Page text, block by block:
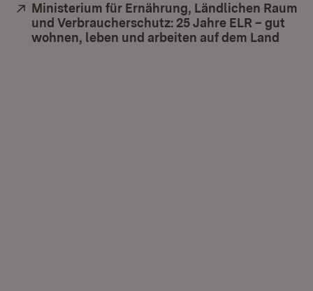
Extern:
Ministerium für Ernährung, Ländlichen Raum
und Verbraucherschutz: 25 Jahre ELR – gut
wohnen, leben und arbeiten auf dem Land